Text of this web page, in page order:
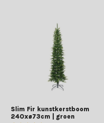
Slim Fir kunstkerstboom
240xø73cm | groen